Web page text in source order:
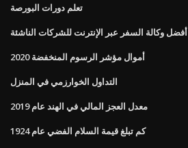
تعلم دورات البورصة
أفضل وكالة السفر عبر الإنترنت للشركات الناشئة
أموال مؤشر الرسوم المنخفضة 2020
التداول الخوارزمي في المنزل
معدل العجز المالي في الهند عام 2019
كم تبلغ قيمة السلام الفضي عام 1924